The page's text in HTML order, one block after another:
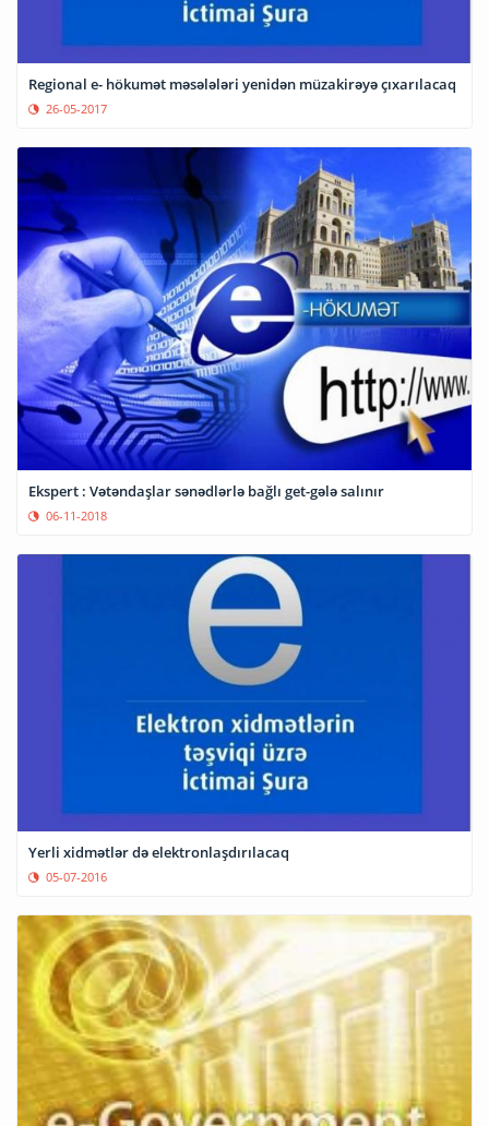
Regional e- hökumət məsələləri yenidən müzakirəyə çıxarılacaq
26-05-2017
Ekspert : Vətəndaşlar sənədlərlə bağlı get-gələ salınır
06-11-2018
Yerli xidmətlər də elektronlaşdırılacaq
05-07-2016